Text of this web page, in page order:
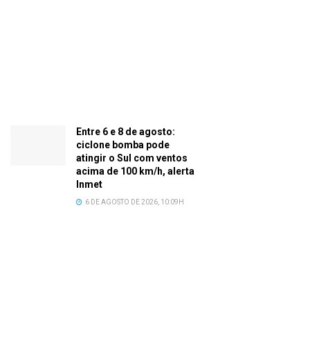
Entre 6 e 8 de agosto:
ciclone bomba pode
atingir o Sul com ventos
acima de 100 km/h, alerta
Inmet
6 DE AGOSTO DE 2026, 10:09H